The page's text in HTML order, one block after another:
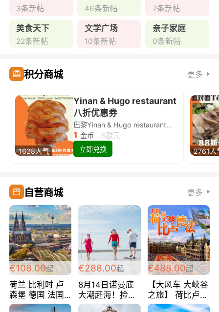
3条新帖 46条新帖 7条新帖
美食天下
22条新帖
文学广场
10条新帖
亲子家庭
0条新帖
积分商城 更多
1628人气
Yinan & Hugo restaurant
八折优惠券
巴黎Yinan & Hugo restaurant除简餐类全场8折
1 金币
5欧元
立即兑换
2761人
自营商城 更多
€108.00起
荷兰 比利时 卢
森堡 德国 法国
超爽玩遍西欧 循
€288.00起
8月14日诺曼底
大潮赶海！捡海
鲜！轻轻松松海
€488.00起
【大风车 大峡谷
之旅】 荷比卢德
法 巴黎上下 经